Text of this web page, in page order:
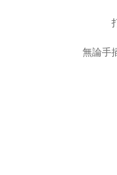
無論手